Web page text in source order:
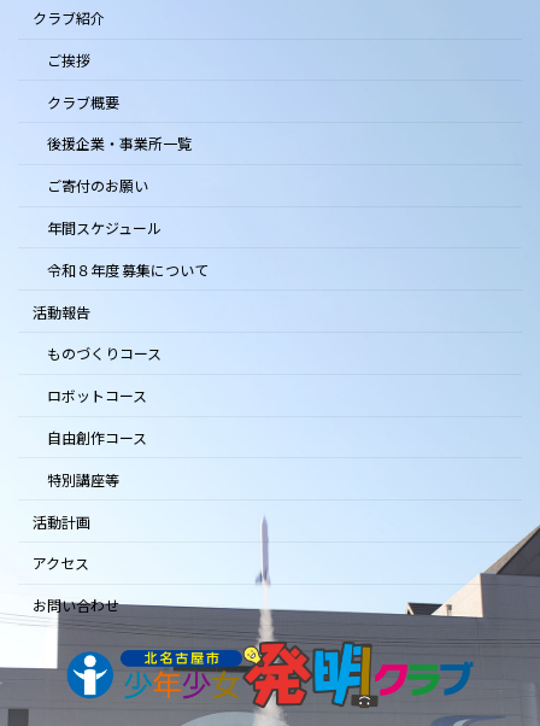
クラブ紹介
ご挨拶
クラブ概要
後援企業・事業所一覧
ご寄付のお願い
年間スケジュール
令和８年度 募集について
活動報告
ものづくりコース
ロボットコース
自由創作コース
特別講座等
活動計画
アクセス
お問い合わせ